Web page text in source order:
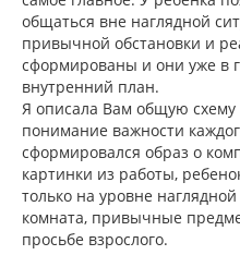
общаться вне наглядной
привычной обстановки и
сформированы и они уже в
внутренний план.
Я описала Вам общую
понимание важности
сформировался образ о
картинки из работы,
только на уровне
комната, привычные
просьбе взрослого.